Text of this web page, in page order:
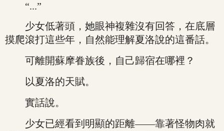
“...”
少女低著頭，她眼神複雜沒有回答，在底層
摸爬滾打這些年，自然能理解夏洛說的這番話。
可離開蘇摩眷族後，自己歸宿在哪裡？
以夏洛的天賦。
實話說。
少女已經看到明顯的距離——靠著怪物肉就